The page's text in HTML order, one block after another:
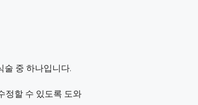
중 하나입니다.
정할 수 있도록 도와